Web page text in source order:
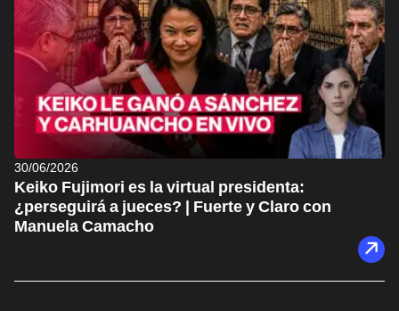
30/06/2026
Keiko Fujimori es la virtual presidenta:
¿perseguirá a jueces? | Fuerte y Claro con
Manuela Camacho